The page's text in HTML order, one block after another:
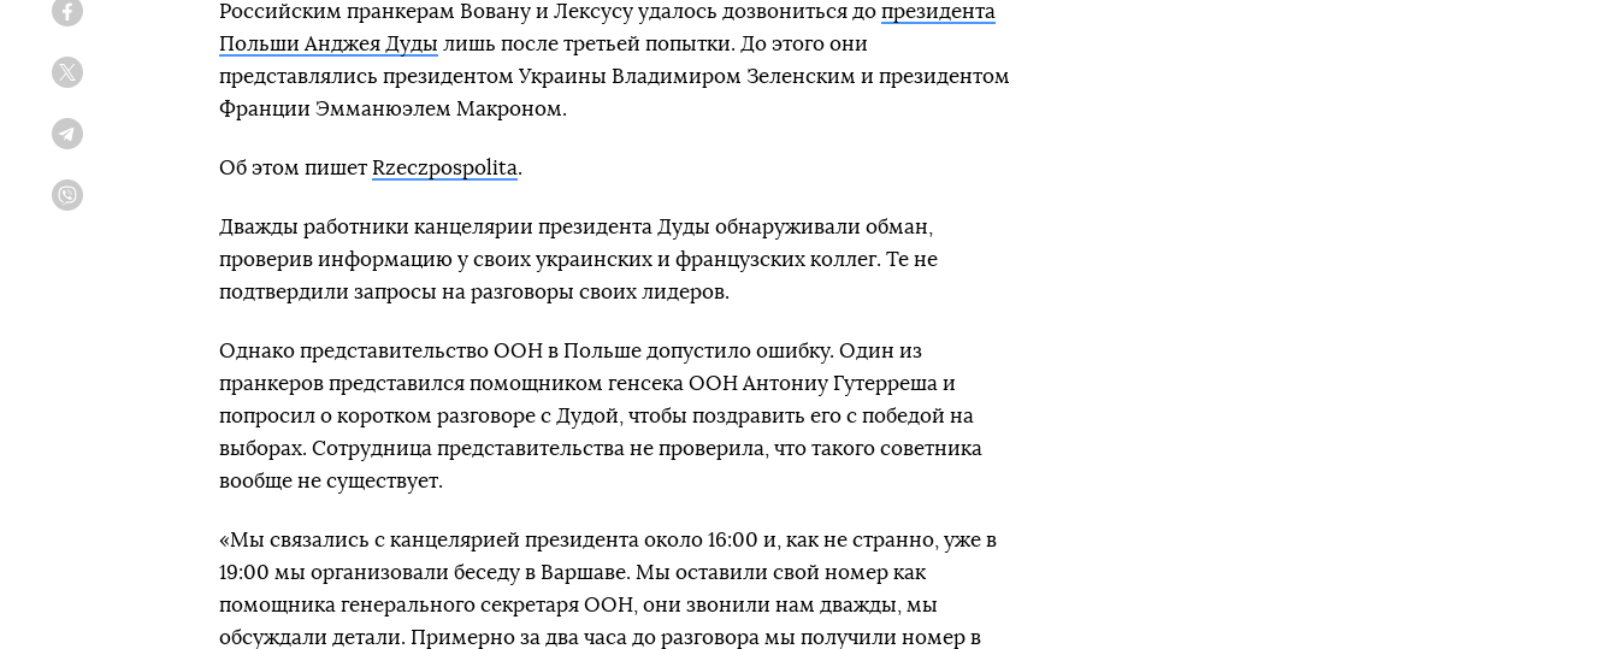
Российским пранкерам Вовану и Лексусу удалось дозвониться до президента
Польши Анджея Дуды лишь после третьей попытки. До этого они
представлялись президентом Украины Владимиром Зеленским и президентом
Франции Эмманюэлем Макроном.
Об этом пишет Rzeczpospolita.
Дважды работники канцелярии президента Дуды обнаруживали обман,
проверив информацию у своих украинских и французских коллег. Те не
подтвердили запросы на разговоры своих лидеров.
Однако представительство ООН в Польше допустило ошибку. Один из
пранкеров представился помощником генсека ООН Антониу Гутерреша и
попросил о коротком разговоре с Дудой, чтобы поздравить его с победой на
выборах. Сотрудница представительства не проверила, что такого советника
вообще не существует.
«Мы связались с канцелярией президента около 16:00 и, как не странно, уже в
19:00 мы организовали беседу в Варшаве. Мы оставили свой номер как
помощника генерального секретаря ООН, они звонили нам дважды, мы
обсуждали детали. Примерно за два часа до разговора мы получили номер в